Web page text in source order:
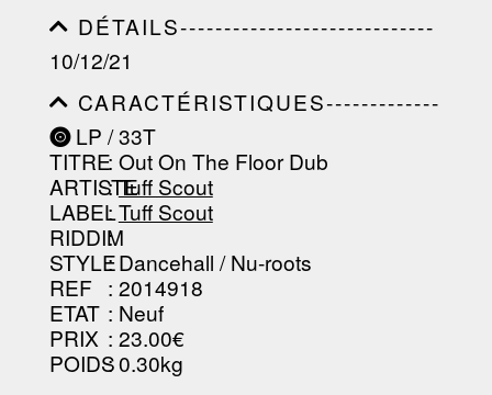
DÉTAILS-----------------------------
-----------------------------------------
-----------------------------------------
-----------------------------------------
-----------------------------------------
----------------
10/12/21
CARACTÉRISTIQUES-------------
-----------------------------------------
-----------------------------------------
-----------------------------------------
-----------------------------------------
--------------------------------
LP / 33T
TITRE: Out On The Floor Dub
ARTISTE
:Tuff Scout
LABEL
:Tuff Scout
RIDDIM
:
STYLE: Dancehall / Nu-roots
REF : 2014918
ETAT : Neuf
PRIX : 23.00€
POIDS: 0.30kg